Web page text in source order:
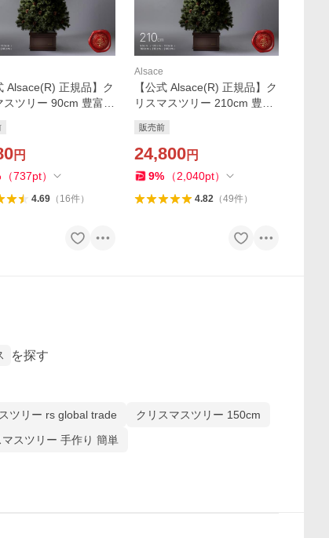
Alsace(R) 正規品】ク
スツリー 90cm 豊富な
ツリー オーナメント
ルザス ツリー Alsace
るで本物
円
（737pt）
4.69（ 16件）
Alsace
【公式 Alsace(R) 正規品】ク
リスマスツリー 210cm 豊富
ツトウヒ ツリー オーナメン
ト なし アルザス ツリー Alsa
ce まるで本物
販売前
24,800円
9% （2,040pt）
4.82（49件）
を探す
ツリー rs global trade
クリスマスツリー 150cm
マスツリー 手作り 簡単